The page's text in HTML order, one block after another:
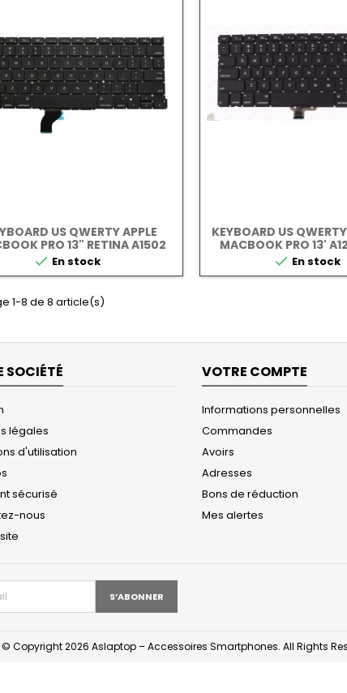
US QWERTY APPLE
PRO 13" RETINA A1502
2013-2015
 En stock
KEYBOARD US
MACBOOK PRO 13'
2013
 En stock
1-8 de 8 article(s)
SOCIÉTÉ
légales
d'utilisation
sécurisé
nous
VOTRE COMPTE
Informations personnelles
Commandes
Avoirs
Adresses
Bons de réduction
Mes alertes
© Copyright 2026 Aslaptop – Accessoires Smartphones. All Rights